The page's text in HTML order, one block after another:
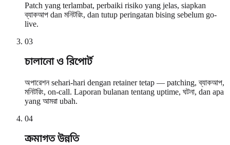
Patch yang terlambat, perbaiki risiko yang jelas, siapkan
ব্যাকআপ dan মনিটরিং, dan tutup peringatan bising sebelum go-
live.
03
চালানো ও রিপোর্ট
অপারেশন sehari-hari dengan retainer tetap — patching, ব্যাকআপ,
মনিটরিং, on-call. Laporan bulanan tentang uptime, ঘটনা, dan apa
yang আমরা ubah.
04
ক্রমাগত উন্নতি